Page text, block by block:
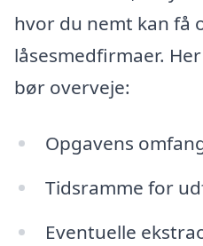
hvor du nemt kan få
låsesmedfirmaer.
bør overveje:
Opgavens
Tidsramme for
Eventuelle